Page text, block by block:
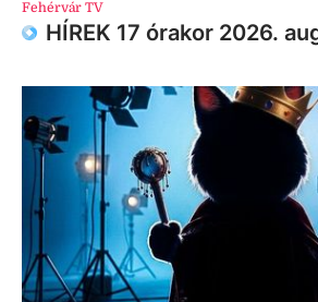
Fehérvár TV
HÍREK 17 órakor 2026.